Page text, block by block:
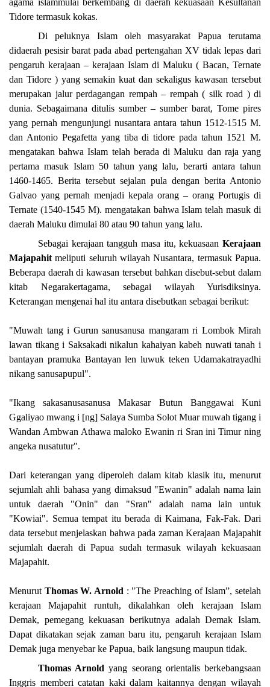
Tidore termasuk kokas.
Di peluknya Islam oleh masyarakat Papua terutama
didaerah pesisir barat pada abad pertengahan XV tidak lepas dari
pengaruh kerajaan – kerajaan Islam di Maluku ( Bacan, Ternate
dan Tidore ) yang semakin kuat dan sekaligus kawasan tersebut
merupakan jalur perdagangan rempah – rempah ( silk road ) di
dunia. Sebagaimana ditulis sumber – sumber barat, Tome pires
yang pernah mengunjungi nusantara antara tahun 1512-1515 M.
dan Antonio Pegafetta yang tiba di tidore pada tahun 1521 M.
mengatakan bahwa Islam telah berada di Maluku dan raja yang
pertama masuk Islam 50 tahun yang lalu, berarti antara tahun
1460-1465. Berita tersebut sejalan pula dengan berita Antonio
Galvao yang pernah menjadi kepala orang – orang Portugis di
Ternate (1540-1545 M). mengatakan bahwa Islam telah masuk di
daerah Maluku dimulai 80 atau 90 tahun yang lalu.
Sebagai kerajaan tangguh masa itu, kekuasaan Kerajaan
Majapahit meliputi seluruh wilayah Nusantara, termasuk Papua.
Beberapa daerah di kawasan tersebut bahkan disebut-sebut dalam
kitab Negarakertagama, sebagai wilayah Yurisdiksinya.
Keterangan mengenai hal itu antara disebutkan sebagai berikut:
"Muwah tang i Gurun sanusanusa mangaram ri Lombok Mirah
lawan tikang i Saksakadi nikalun kahaiyan kabeh nuwati tanah i
bantayan pramuka Bantayan len luwuk teken Udamakatrayadhi
nikang sanusapupul".
"Ikang sakasanusasanusa Makasar Butun Banggawai Kuni
Ggaliyao mwang i [ng] Salaya Sumba Solot Muar muwah tigang i
Wandan Ambwan Athawa maloko Ewanin ri Sran ini Timur ning
angeka nusatutur".
Dari keterangan yang diperoleh dalam kitab klasik itu, menurut
sejumlah ahli bahasa yang dimaksud "Ewanin" adalah nama lain
untuk daerah "Onin" dan "Sran" adalah nama lain untuk
"Kowiai". Semua tempat itu berada di Kaimana, Fak-Fak. Dari
data tersebut menjelaskan bahwa pada zaman Kerajaan Majapahit
sejumlah daerah di Papua sudah termasuk wilayah kekuasaan
Majapahit.
Menurut Thomas W. Arnold : "The Preaching of Islam”, setelah
kerajaan Majapahit runtuh, dikalahkan oleh kerajaan Islam
Demak, pemegang kekuasan berikutnya adalah Demak Islam.
Dapat dikatakan sejak zaman baru itu, pengaruh kerajaan Islam
Demak juga menyebar ke Papua, baik langsung maupun tidak.
Thomas Arnold yang seorang orientalis berkebangsaan
Inggris memberi catatan kaki dalam kaitannya dengan wilayah